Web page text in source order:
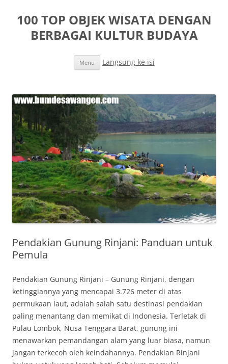
100 TOP OBJEK WISATA DENGAN
BERBAGAI KULTUR BUDAYA
Menu Langsung ke isi
Pendakian Gunung Rinjani: Panduan untuk
Pemula
Pendakian Gunung Rinjani – Gunung Rinjani, dengan
ketinggiannya yang mencapai 3.726 meter di atas
permukaan laut, adalah salah satu destinasi pendakian
paling menantang dan memikat di Indonesia. Terletak di
Pulau Lombok, Nusa Tenggara Barat, gunung ini
menawarkan pemandangan alam yang luar biasa, namun
jangan terkecoh oleh keindahannya. Pendakian Rinjani